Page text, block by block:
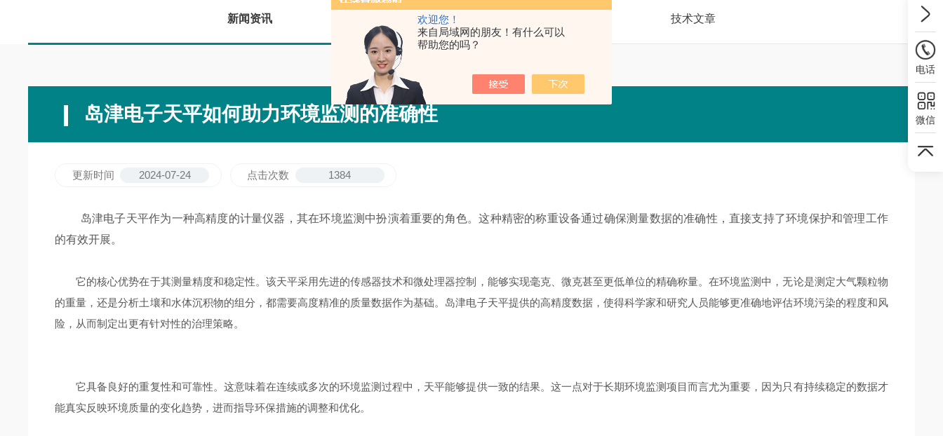
欢迎您！
来自局域网的朋友！有什么可以
帮助您的吗？
新闻资讯 技术文章
岛津电子天平如何助力环境监测的准确性
更新时间 2024-07-24 点击次数 1384
岛津电子天平作为一种高精度的计量仪器，其在环境监测中扮演着重要的角色。这种精密的称重设备通过确保测量数据的准确性，直接支持了环境保护和管理工作
的有效开展。
它的核心优势在于其测量精度和稳定性。该天平采用先进的传感器技术和微处理器控制，能够实现毫克、微克甚至更低单位的精确称量。在环境监测中，无论是测定大气颗粒物
的重量，还是分析土壤和水体沉积物的组分，都需要高度精准的质量数据作为基础。岛津电子天平提供的高精度数据，使得科学家和研究人员能够更准确地评估环境污染的程度和风
险，从而制定出更有针对性的治理策略。
它具备良好的重复性和可靠性。这意味着在连续或多次的环境监测过程中，天平能够提供一致的结果。这一点对于长期环境监测项目而言尤为重要，因为只有持续稳定的数据才
能真实反映环境质量的变化趋势，进而指导环保措施的调整和优化。
电话
微信